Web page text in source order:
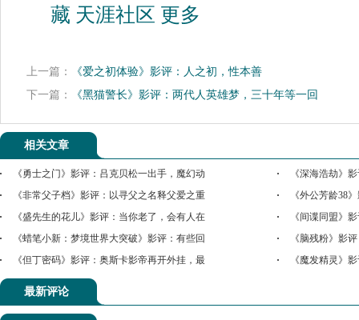
藏 天涯社区 更多
上一篇：
《爱之初体验》影评：人之初，性本善
下一篇：
《黑猫警长》影评：两代人英雄梦，三十年等一回
相关文章
《勇士之门》影评：吕克贝松一出手，魔幻动
《深海浩劫》
《非常父子档》影评：以寻父之名释父爱之重
《外公芳龄38
《盛先生的花儿》影评：当你老了，会有人在
《间谍同盟》
《蜡笔小新：梦境世界大突破》影评：有些回
《脑残粉》影
《但丁密码》影评：奥斯卡影帝再开外挂，最
《魔发精灵》
最新评论